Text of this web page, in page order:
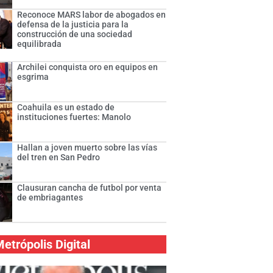
Reconoce MARS labor de abogados en
defensa de la justicia para la
construcción de una sociedad
equilibrada
Archilei conquista oro en equipos en
esgrima
Coahuila es un estado de
instituciones fuertes: Manolo
Hallan a joven muerto sobre las vías
del tren en San Pedro
Clausuran cancha de futbol por venta
de embriagantes
Digital